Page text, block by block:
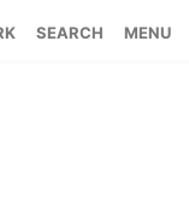
SEARCH MENU